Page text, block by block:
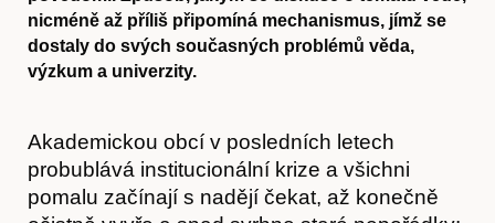
nicméně až příliš připomíná mechanismus, jímž se
dostaly do svých současných problémů věda,
výzkum a univerzity.
Akademickou obcí v posledních letech
probublává institucionální krize a všichni
pomalu začínají s nadějí čekat, až konečně